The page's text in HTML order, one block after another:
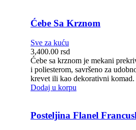
Ćebe Sa Krznom
Sve za kuću
3,400.00 rsd
Ćebe sa krznom je mekani
i poliesterom, savršeno za
krevet ili kao dekorativni komad.
Dodaj u korpu
Posteljina Flanel